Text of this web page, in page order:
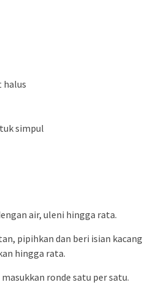
halus
simpul
air, uleni hingga rata.
pipihkan dan beri isian kacang
hingga rata.
ronde satu per satu.